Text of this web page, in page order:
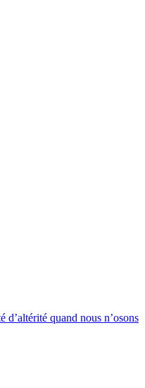
d’altérité quand nous n’osons